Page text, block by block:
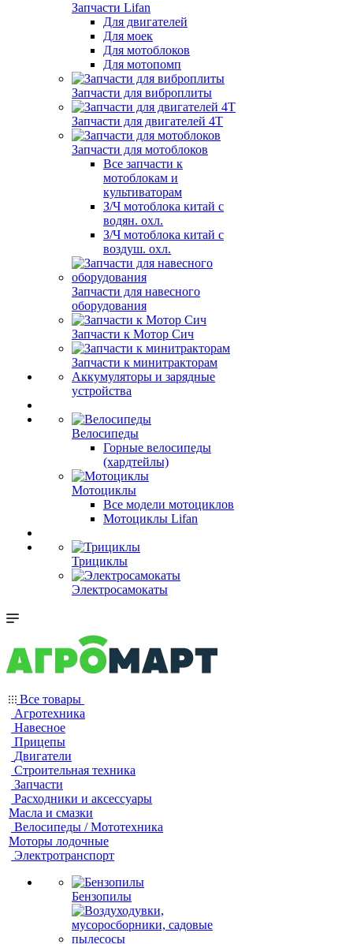
Запчасти Lifan
Для двигателей
Для моек
Для мотоблоков
Для мотопомп
Запчасти для виброплиты
Запчасти для двигателей 4Т
Запчасти для мотоблоков
Все запчасти к
мотоблокам и
культиваторам
З/Ч мотоблока китай с
водян. охл.
З/Ч мотоблока китай с
воздуш. охл.
Запчасти для навесного
оборудования
Запчасти к Мотор Сич
Запчасти к минитракторам
Аккумуляторы и зарядные
устройства
Велосипеды
Горные велосипеды
(хардтейлы)
Мотоциклы
Все модели мотоциклов
Мотоциклы Lifan
Трициклы
Электросамокаты
Все товары
Агротехника
Навесное
Прицепы
Двигатели
Строительная техника
Запчасти
Расходники и аксессуары
Масла и смазки
Велосипеды / Мототехника
Моторы лодочные
Электротранспорт
Бензопилы